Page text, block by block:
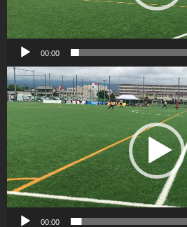
ヤ
00:00
動
画
レ
ー
ヤ
00:00